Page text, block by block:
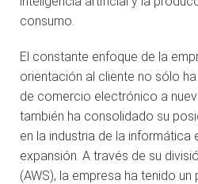
consumo.
El constante enfoque de la
orientación al cliente no sólo
de comercio electrónico a
también ha consolidado su
en la industria de la informática
expansión. A través de su
(AWS), la empresa ha tenido